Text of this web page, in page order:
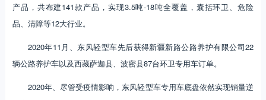
产品，共布建141款产品，实现3.5吨-18吨全覆盖，囊括环卫、危险
品、清障等12大行业。
2020年11月、东风轻型车先后获得新疆新路公路养护有限公司22
辆公路养护车以及西藏萨迦县、波密县87台环卫专用车订单。
2020年、尽管受疫情影响，东风轻型车专用车底盘依然实现销量逆